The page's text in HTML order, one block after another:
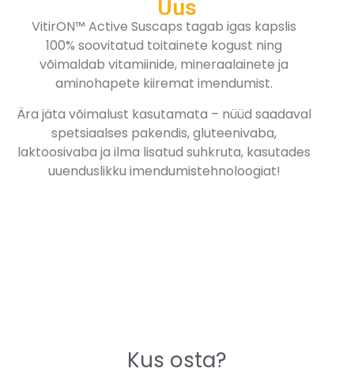
Uus
VitirON™ Active Suscaps tagab igas kapslis
100% soovitatud toitainete kogust ning
võimaldab vitamiinide, mineraalainete ja
aminohapete kiiremat imendumist.
Ära jäta võimalust kasutamata – nüüd saadaval
spetsiaalses pakendis, gluteenivaba,
laktoosivaba ja ilma lisatud suhkruta, kasutades
uuenduslikku imendumistehnoloogiat!
Kus osta?